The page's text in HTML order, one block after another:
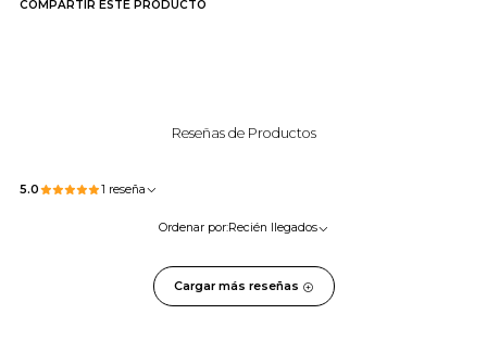
COMPARTIR ESTE PRODUCTO
Reseñas de Productos
5.0 1 reseña
Ordenar por:Recién llegados
Cargar más reseñas